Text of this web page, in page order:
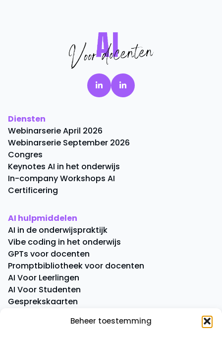
Beheer toestemming
Diensten
Webinarserie April 2026
Webinarserie September 2026
Congres
Keynotes AI in het onderwijs
In-company Workshops AI
Certificering
AI hulpmiddelen
AI in de onderwijspraktijk
Vibe coding in het onderwijs
GPTs voor docenten
Promptbibliotheek voor docenten
AI Voor Leerlingen
AI Voor Studenten
Gesprekskaarten